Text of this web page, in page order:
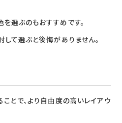
を選ぶのもおすすめです。
して選ぶと後悔がありません。
とで、より自由度の高いレイアウ